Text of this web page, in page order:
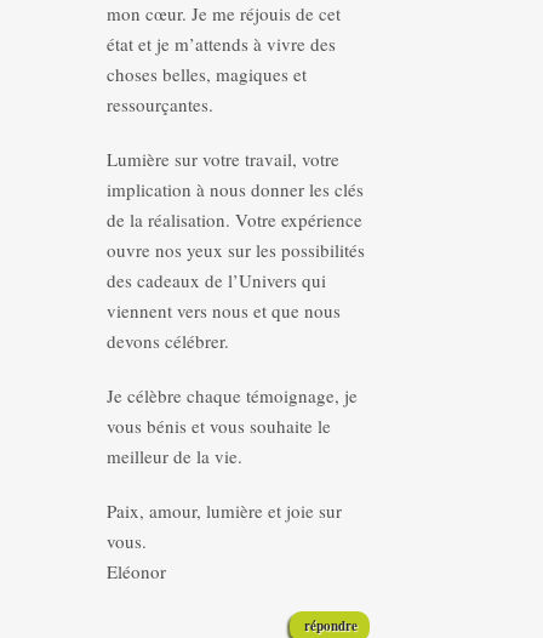
mon cœur. Je me réjouis de cet
état et je m’attends à vivre des
choses belles, magiques et
ressourçantes.
Lumière sur votre travail, votre
implication à nous donner les clés
de la réalisation. Votre expérience
ouvre nos yeux sur les possibilités
des cadeaux de l’Univers qui
viennent vers nous et que nous
devons célébrer.
Je célèbre chaque témoignage, je
vous bénis et vous souhaite le
meilleur de la vie.
Paix, amour, lumière et joie sur
vous.
Eléonor
répondre